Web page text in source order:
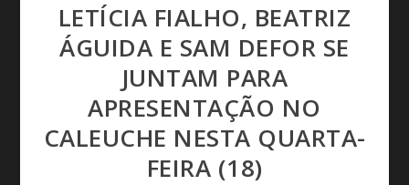
LETÍCIA FIALHO, BEATRIZ
ÁGUIDA E SAM DEFOR SE
JUNTAM PARA
APRESENTAÇÃO NO
CALEUCHE NESTA QUARTA-
FEIRA (18)